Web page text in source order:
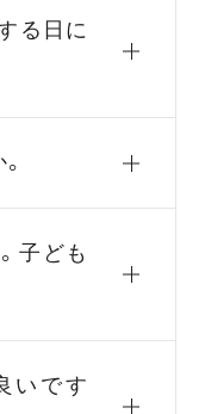
る日に
子ども
いです